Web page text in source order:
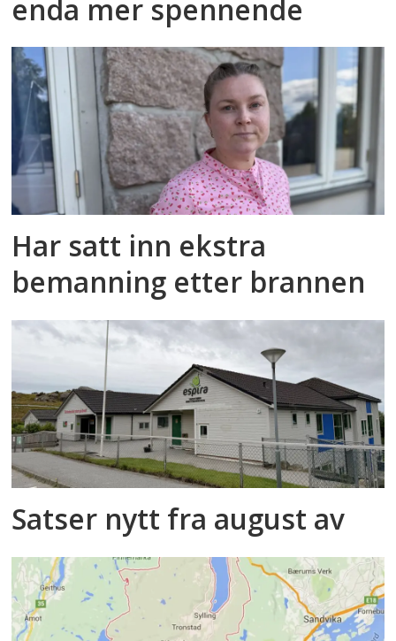
enda mer spennende
Har satt inn ekstra
bemanning etter brannen
Satser nytt fra august av